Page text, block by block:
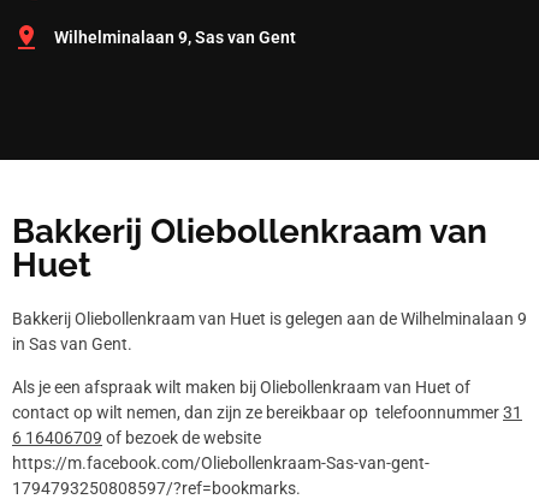
Wilhelminalaan 9, Sas van Gent
Bakkerij Oliebollenkraam van
Huet
Bakkerij Oliebollenkraam van Huet is gelegen aan de Wilhelminalaan 9
in Sas van Gent.
Als je een afspraak wilt maken bij Oliebollenkraam van Huet of
contact op wilt nemen, dan zijn ze bereikbaar op telefoonnummer31
6 16406709 of bezoek de website
https://m.facebook.com/Oliebollenkraam-Sas-van-gent-
1794793250808597/?ref=bookmarks.